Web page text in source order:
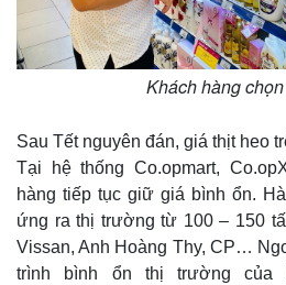
Khách hàng
Sau Tết nguyên đán, giá thịt heo
Tại hệ thống Co.opmart,
hàng tiếp tục giữ giá bình ổn.
ứng ra thị trường từ 100 – 150
Vissan, Anh Hoàng Thy, CP…
trình bình ổn thị trường của